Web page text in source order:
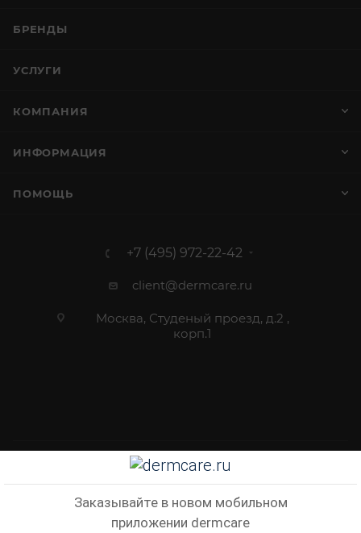
В КОРЗИНУ
БРЕНДЫ
УСЛУГИ
КОМПАНИЯ
ИНФОРМАЦИЯ
ПОМОЩЬ
+7 (495) 972-22-42
client@dermcare.ru
Москва, Студеный проезд, д.2 ,
корп.1
2012 - 2026 © Dermcare.ru - интернет-магазин косметики
Заказывайте в новом мобильном
приложении dermcare